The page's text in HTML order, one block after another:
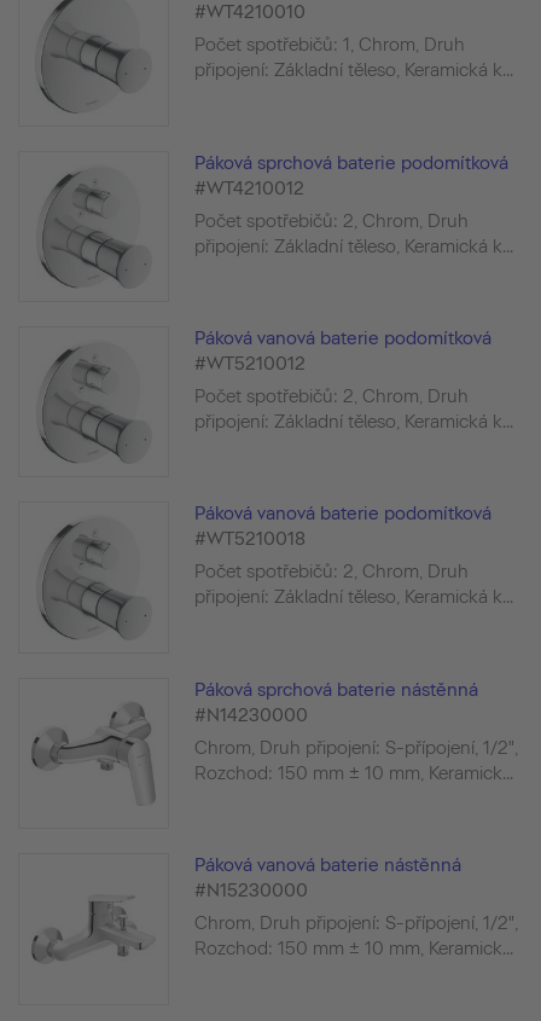
#WT4210010
Počet spotřebičů: 1, Chrom, Druh
připojení: Základní těleso, Keramická k...
Páková sprchová baterie podomítková
#WT4210012
Počet spotřebičů: 2, Chrom, Druh
připojení: Základní těleso, Keramická k...
Páková vanová baterie podomítková
#WT5210012
Počet spotřebičů: 2, Chrom, Druh
připojení: Základní těleso, Keramická k...
Páková vanová baterie podomítková
#WT5210018
Počet spotřebičů: 2, Chrom, Druh
připojení: Základní těleso, Keramická k...
Páková sprchová baterie nástěnná
#N14230000
Chrom, Druh připojení: S-přípojení, 1/2",
Rozchod: 150 mm ± 10 mm, Keramick...
Páková vanová baterie nástěnná
#N15230000
Chrom, Druh připojení: S-přípojení, 1/2",
Rozchod: 150 mm ± 10 mm, Keramick...